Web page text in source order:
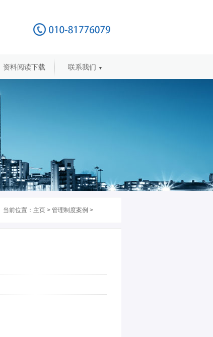
资料阅读下载 联系我们 ▼
当前位置： 主页 > 管理制度案例 >